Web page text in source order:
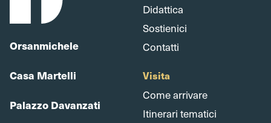
Orsanmichele
Casa Martelli
Palazzo Davanzati
Didattica
Sostienici
Contatti
Visita
Come arrivare
Itinerari tematici